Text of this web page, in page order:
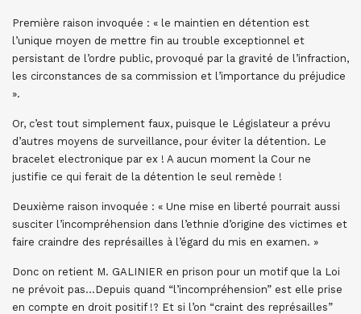
Première raison invoquée : « le maintien en détention est
l’unique moyen de mettre fin au trouble exceptionnel et
persistant de l’ordre public, provoqué par la gravité de l’infraction,
les circonstances de sa commission et l’importance du préjudice
».
Or, c’est tout simplement faux, puisque le Législateur a prévu
d’autres moyens de surveillance, pour éviter la détention. Le
bracelet electronique par ex ! A aucun moment la Cour ne
justifie ce qui ferait de la détention le seul remède !
Deuxième raison invoquée : « Une mise en liberté pourrait aussi
susciter l’incompréhension dans l’ethnie d’origine des victimes et
faire craindre des représailles à l’égard du mis en examen. »
Donc on retient M. GALINIER en prison pour un motif que la Loi
ne prévoit pas…Depuis quand “l’incompréhension” est elle prise
en compte en droit positif !? Et si l’on “craint des représailles”